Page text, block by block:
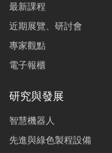
工研院智慧機上盒
明龍
廖禾溱
沖壓品質與設備線
白御宏
最新課程
近期展覽、研討會
專家觀點
電子報櫃
研究與發展
智慧機器人
先進與綠色製程設備